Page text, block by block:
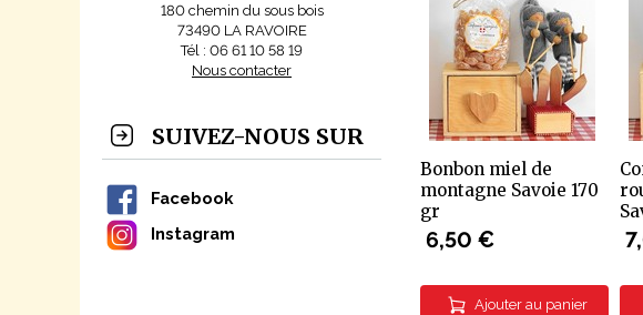
180 chemin du sous bois
73490 LA RAVOIRE
Tél : 06 61 10 58 19
Nous contacter
SUIVEZ-NOUS SUR
Facebook
Instagram
Bonbon miel de
montagne Savoie 170
gr
6,50 €
Ajouter au panier